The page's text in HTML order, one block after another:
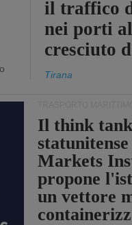
il traffico
nei porti
cresciuto
Tirana
Il think
Markets
propone
un vettore